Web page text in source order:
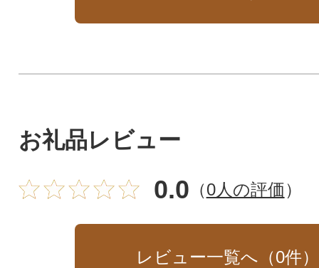
お礼品レビュー
0.0 （0人の評価）
レビュー一覧へ（0件）